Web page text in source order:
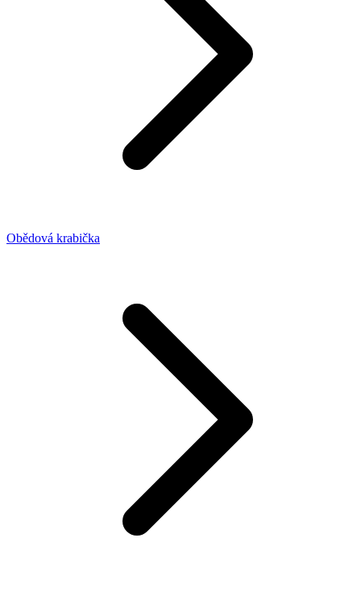
Obědová krabička